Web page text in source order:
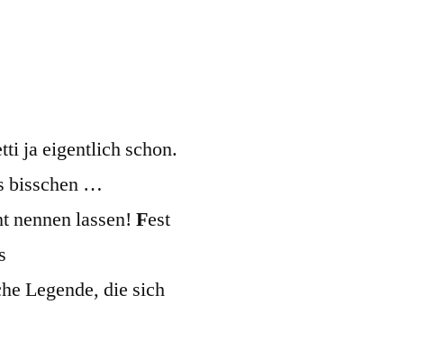
ja eigentlich schon.
bisschen …
nennen lassen!Fest
Legende, die sich